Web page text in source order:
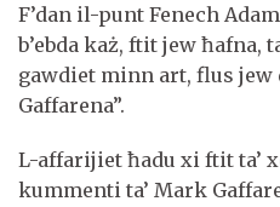
F’dan il-punt Fenech
b’ebda każ, ftit jew ħafna,
gawdiet minn art, flus jew
Gaffarena”.
L-affarijiet ħadu xi ftit ta’
kummenti ta’ Mark